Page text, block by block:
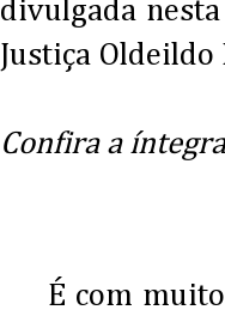
divulgada
Justiça
Confira a
É com